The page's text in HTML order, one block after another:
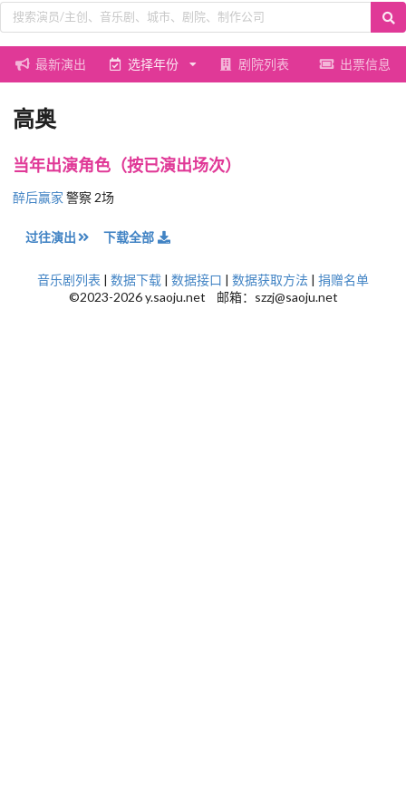
最新演出 选择年份 剧院列表 出票信息
高奥
当年出演角色（按已演出场次）
醉后赢家 警察 2场
过往演出 下载全部
音乐剧列表 | 数据下载 | 数据接口 | 数据获取方法 | 捐赠名单
©2023-2026 y.saoju.net 邮箱：szzj@saoju.net